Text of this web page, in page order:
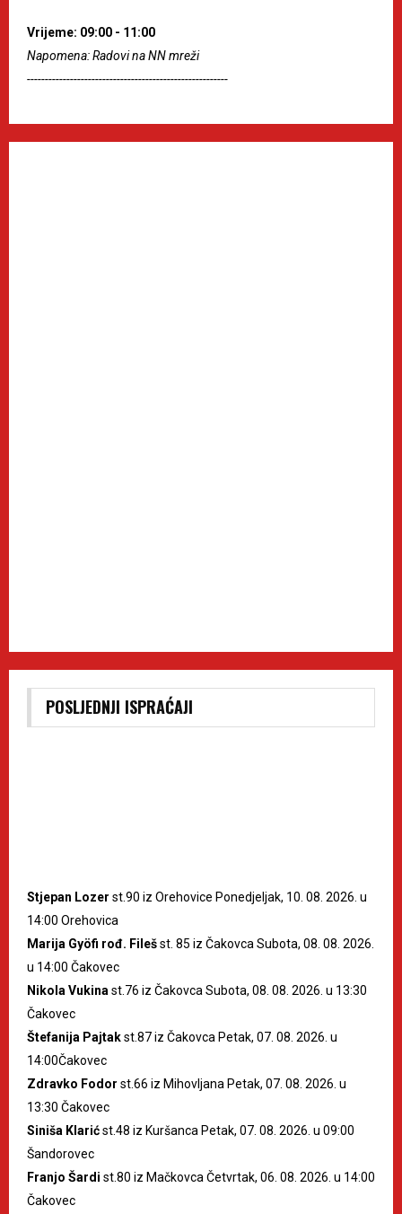
Vrijeme: 09:00 - 11:00
Napomena: Radovi na NN mreži
--------------------------------------------------------
POSLJEDNJI ISPRAĆAJI
Stjepan Lozer st.90 iz Orehovice Ponedjeljak, 10. 08. 2026. u
14:00 Orehovica
Marija Gyöfi rođ. Filešst. 85 iz Čakovca Subota, 08. 08. 2026.
u 14:00 Čakovec
Nikola Vukina st.76 iz Čakovca Subota, 08. 08. 2026. u 13:30
Čakovec
Štefanija Pajtakst.87 iz Čakovca Petak, 07. 08. 2026. u
14:00Čakovec
Zdravko Fodor st.66 iz Mihovljana Petak, 07. 08. 2026. u
13:30 Čakovec
Siniša Klarićst.48 iz Kuršanca Petak, 07. 08. 2026. u 09:00
Šandorovec
Franjo Šardi st.80 iz Mačkovca Četvrtak, 06. 08. 2026. u 14:00
Čakovec